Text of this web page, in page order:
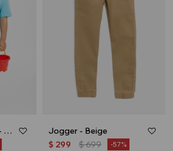
Short con mini print - Azul
Jogger - Beige
$ 299 $699 57